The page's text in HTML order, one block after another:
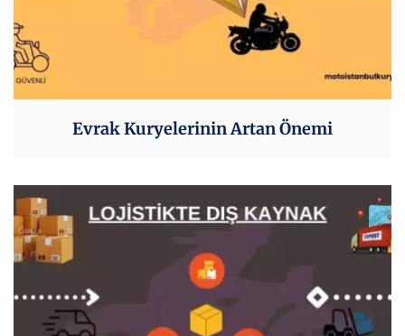
Evrak Kuryelerinin Artan Önemi